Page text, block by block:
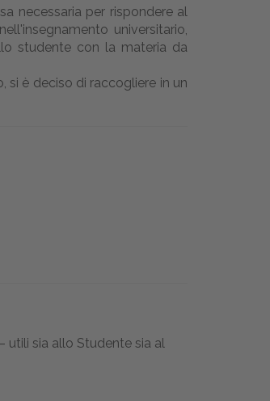
necessaria per rispondere al
universitario,
studente con la materia da
si è deciso di raccogliere in un
sia allo Studente sia al